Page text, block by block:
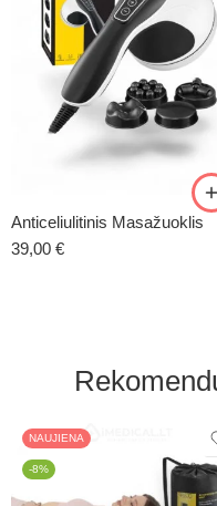
Anticeliulitinis Masažuoklis
39,00 €
NAUJIENA
-8%